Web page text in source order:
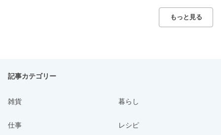
もっと見る
記事カテゴリー
雑貨 暮らし
仕事 レシピ